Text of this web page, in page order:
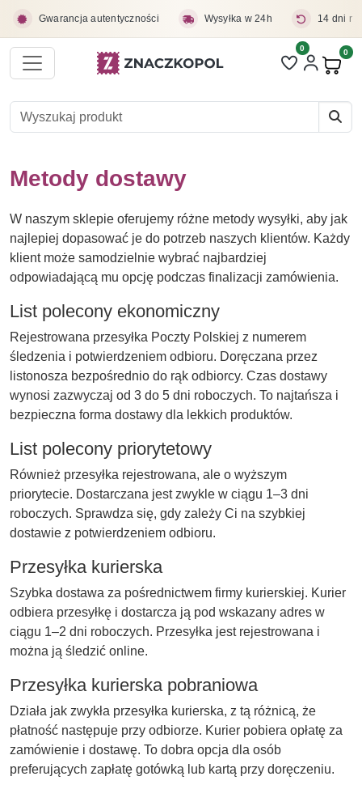
Gwarancja autentyczności Wysyłka w 24h 14 dni
Liczba pozycji
0 0
Metody dostawy
W naszym sklepie oferujemy różne metody wysyłki, aby jak
najlepiej dopasować je do potrzeb naszych klientów. Każdy
klient może samodzielnie wybrać najbardziej
odpowiadającą mu opcję podczas finalizacji zamówienia.
List polecony ekonomiczny
Rejestrowana przesyłka Poczty Polskiej z numerem
śledzenia i potwierdzeniem odbioru. Doręczana przez
listonosza bezpośrednio do rąk odbiorcy. Czas dostawy
wynosi zazwyczaj od 3 do 5 dni roboczych. To najtańsza i
bezpieczna forma dostawy dla lekkich produktów.
List polecony priorytetowy
Również przesyłka rejestrowana, ale o wyższym
priorytecie. Dostarczana jest zwykle w ciągu 1–3 dni
roboczych. Sprawdza się, gdy zależy Ci na szybkiej
dostawie z potwierdzeniem odbioru.
Przesyłka kurierska
Szybka dostawa za pośrednictwem firmy kurierskiej. Kurier
odbiera przesyłkę i dostarcza ją pod wskazany adres w
ciągu 1–2 dni roboczych. Przesyłka jest rejestrowana i
można ją śledzić online.
Przesyłka kurierska pobraniowa
Działa jak zwykła przesyłka kurierska, z tą różnicą, że
płatność następuje przy odbiorze. Kurier pobiera opłatę za
zamówienie i dostawę. To dobra opcja dla osób
preferujących zapłatę gotówką lub kartą przy doręczeniu.